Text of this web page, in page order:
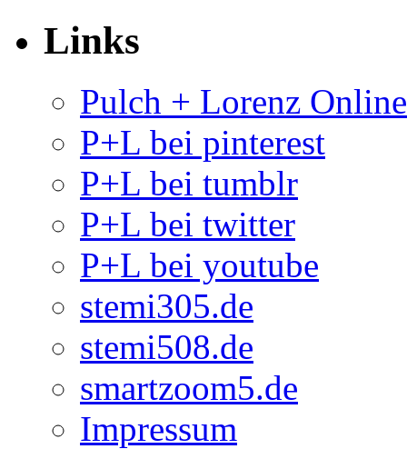
Links
Pulch + Lorenz
P+L bei pinterest
P+L bei tumblr
P+L bei twitter
P+L bei youtube
stemi305.de
stemi508.de
smartzoom5.de
Impressum